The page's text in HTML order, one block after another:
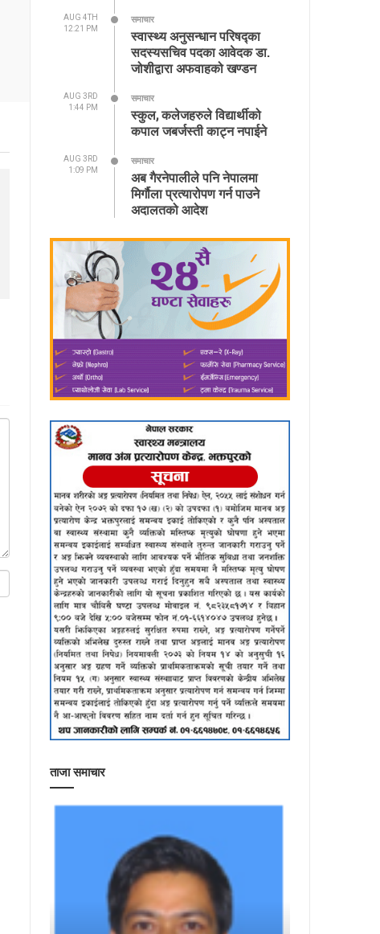
AUG 4TH
12:21 PM
समाचार
स्वास्थ्य अनुसन्धान परिषद्का
सदस्यसचिव पदका आवेदक डा.
जोशीद्वारा अफवाहको खण्डन
AUG 3RD
1:44 PM
समाचार
स्कुल, कलेजहरुले विद्यार्थीको
कपाल जबर्जस्ती काट्न नपाईने
AUG 3RD
1:09 PM
समाचार
अब गैरनेपालीले पनि नेपालमा
मिर्गौला प्रत्यारोपण गर्न पाउने
अदालतको आदेश
ताजा समाचार